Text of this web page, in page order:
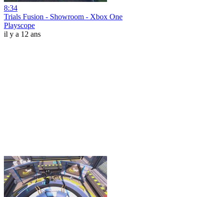
8:34
Trials Fusion - Showroom - Xbox One
Playscope
il y a 12 ans